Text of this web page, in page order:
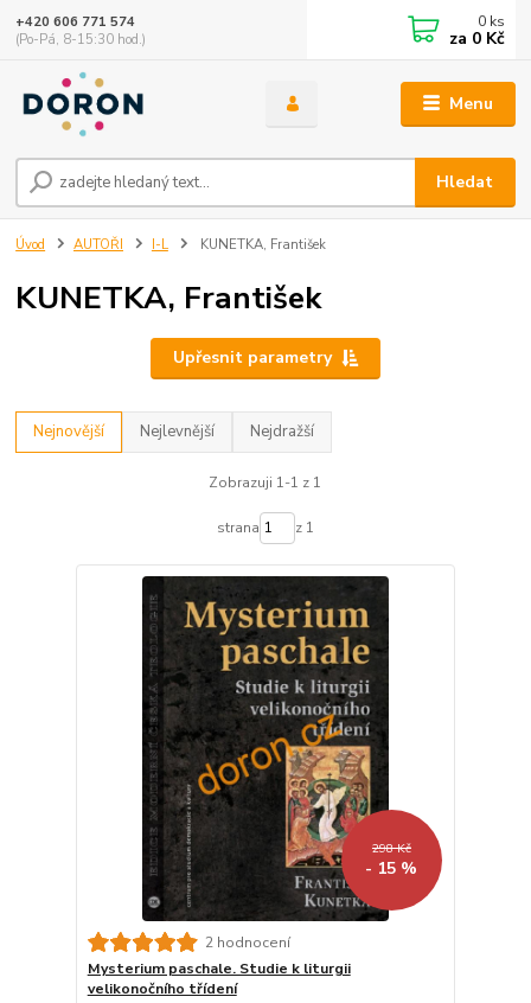
Menu
Hledat
+420 606 771 574
(Po-Pá, 8-15:30 hod.)
0 ks
za 0 Kč
Úvod AUTOŘI I-L KUNETKA, František
KUNETKA, František
Upřesnit parametry
Nejnovější Nejlevnější Nejdražší
Zobrazuji 1-1 z 1
strana z 1
298 Kč
- 15 %
2 hodnocení
Mysterium paschale. Studie k liturgii
velikonočního třídení